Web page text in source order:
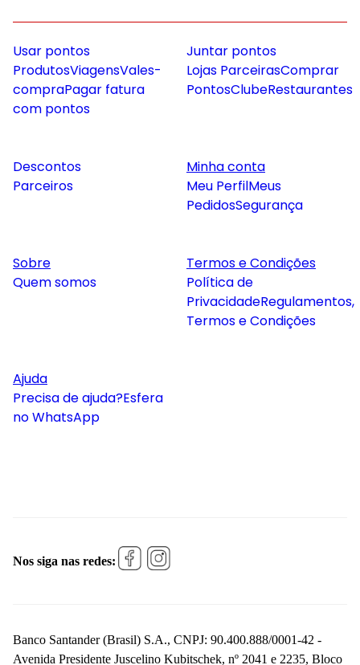
Usar pontos
ProdutosViagensVales-
compraPagar fatura
com pontos
Juntar pontos
Lojas ParceirasComprar
PontosClubeRestaurantes
Descontos
Parceiros
Minha conta
Meu PerfilMeus
PedidosSegurança
Sobre
Quem somos
Termos e Condições
Política de
PrivacidadeRegulamentos,
Termos e Condições
Ajuda
Precisa de ajuda?Esfera
no WhatsApp
Nos siga nas redes:
Banco Santander (Brasil) S.A., CNPJ: 90.400.888/0001-42 -
Avenida Presidente Juscelino Kubitschek, nº 2041 e 2235, Bloco